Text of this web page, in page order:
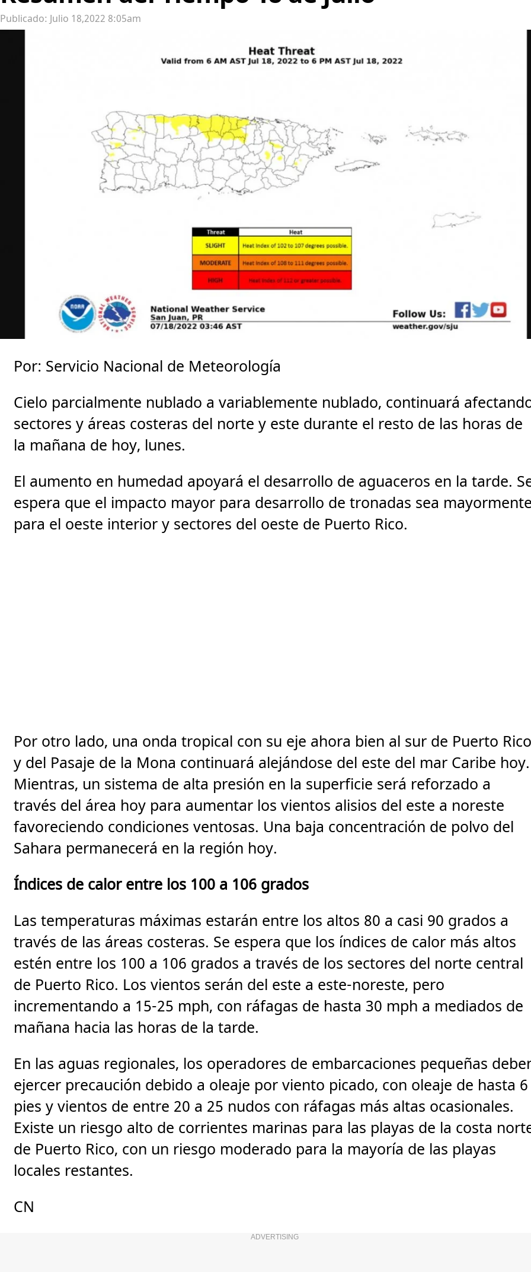
Publicado: Julio 18,2022 8:05am
Por: Servicio Nacional de Meteorología
Cielo parcialmente nublado a variablemente nublado, continuará
sectores y áreas costeras del norte y este durante el resto de las horas de
la mañana de hoy, lunes.
El aumento en humedad apoyará el desarrollo de aguaceros en la tarde.
espera que el impacto mayor para desarrollo de tronadas sea
para el oeste interior y sectores del oeste de Puerto Rico.
Por otro lado, una onda tropical con su eje ahora bien al sur de Puerto
y del Pasaje de la Mona continuará alejándose del este del mar Caribe hoy.
Mientras, un sistema de alta presión en la superficie será reforzado a
través del área hoy para aumentar los vientos alisios del este a noreste
favoreciendo condiciones ventosas. Una baja concentración de polvo del
Sahara permanecerá en la región hoy.
Índices de calor entre los 100 a 106 grados
Las temperaturas máximas estarán entre los altos 80 a casi 90 grados a
través de las áreas costeras. Se espera que los índices de calor más altos
estén entre los 100 a 106 grados a través de los sectores del norte central
de Puerto Rico. Los vientos serán del este a este-noreste, pero
incrementando a 15-25 mph, con ráfagas de hasta 30 mph a mediados de
mañana hacia las horas de la tarde.
En las aguas regionales, los operadores de embarcaciones pequeñas
ejercer precaución debido a oleaje por viento picado, con oleaje de hasta 6
pies y vientos de entre 20 a 25 nudos con ráfagas más altas ocasionales.
Existe un riesgo alto de corrientes marinas para las playas de la costa
de Puerto Rico, con un riesgo moderado para la mayoría de las playas
locales restantes.
CN
ADVERTISING